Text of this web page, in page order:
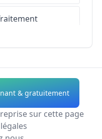
des
Allier
Traitement
d'Humidité des
& gratuitement
sur cette page